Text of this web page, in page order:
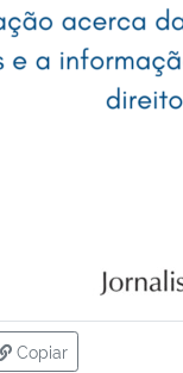
Copiar